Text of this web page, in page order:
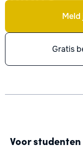
Meld
Gratis
Voor studenten